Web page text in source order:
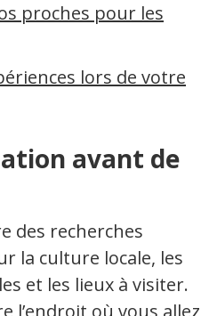
proches pour les
lors de votre
avant de
des recherches
la culture locale, les
et les lieux à visiter.
l’endroit où vous allez